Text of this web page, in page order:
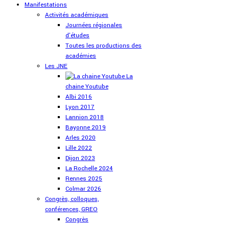
Manifestations
Activités académiques
Journées régionales
d'études
Toutes les productions des
académies
Les JNE
La
chaine Youtube
Albi 2016
Lyon 2017
Lannion 2018
Bayonne 2019
Arles 2020
Lille 2022
Dijon 2023
La Rochelle 2024
Rennes 2025
Colmar 2026
Congrès, colloques,
conférences, GREO
Congrès